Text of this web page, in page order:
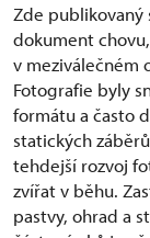
Zde
dokument
v meziválečném
Fotografie byly
formátu a často
statických
tehdejší rozvoj
zvířat v běhu.
pastvy, ohrad a